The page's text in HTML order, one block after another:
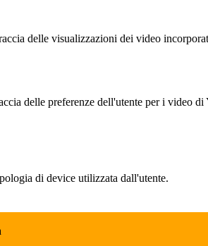
delle visualizzazioni dei video
delle preferenze dell'utente per i video
di device utilizzata dall'utente.